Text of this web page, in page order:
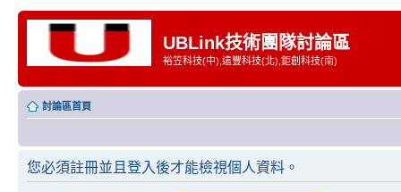
UBLink技術團隊討論區
裕笠科技(中),遠豐科技(北),鉅創科技(南)
討論區首頁
您必須註冊並且登入後才能檢視個人資料。